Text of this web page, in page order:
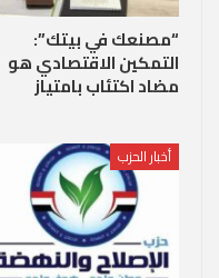
“مصنعك في بيتك”:
التمكين الاقتصادي هو
مضاد اكتئاب بامتياز
أخبار الحزب